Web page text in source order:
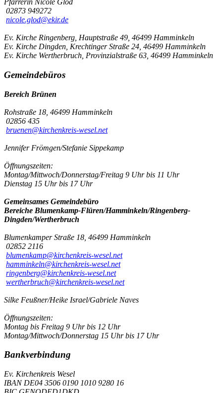
Pfarrerin Nicole Glod
02873 949272
nicole.glod@ekir.de
Ev. Kirche Ringenberg, Hauptstraße 49, 46499 Hamminkeln
Ev. Kirche Dingden, Krechtinger Straße 24, 46499 Hamminkeln
Ev. Kirche Wertherbruch, Provinzialstraße 63, 46499 Hamminkeln
Gemeindebüros
Bereich Brünen
Rohstraße 18, 46499 Hamminkeln
02856 435
bruenen@kirchenkreis-wesel.net
Jennifer Frömgen/Stefanie Sippekamp
Öffnungszeiten:
Montag/Mittwoch/Donnerstag/Freitag 9 Uhr bis 11 Uhr
Dienstag 15 Uhr bis 17 Uhr
Gemeinsames Gemeindebüro
Bereiche Blumenkamp-Flüren/Hamminkeln/Ringenberg-
Dingden/Wertherbruch
Blumenkamper Straße 18, 46499 Hamminkeln
02852 2116
blumenkamp@kirchenkreis-wesel.net
hamminkeln@kirchenkreis-wesel.net
ringenberg@kirchenkreis-wesel.net
wertherbruch@kirchenkreis-wesel.net
Silke Feußner/Heike Israel/Gabriele Naves
Öffnungszeiten:
Montag bis Freitag 9 Uhr bis 12 Uhr
Montag/Mittwoch/Donnerstag 15 Uhr bis 17 Uhr
Bankverbindung
Ev. Kirchenkreis Wesel
IBAN DE04 3506 0190 1010 9280 16